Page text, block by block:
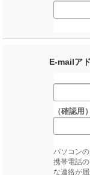
E-mailア
（確認用）
パソコン
携帯電話
な連絡が